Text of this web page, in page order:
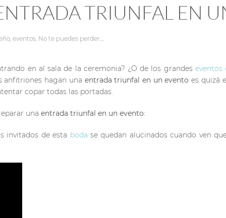
TRIUNFAL EN
, eventos, No te puedes perder....
en al sala de la ceremonia? ¿O de los grandes eventos
anfitriones hagan una entrada triunfal en un evento es quizá
copar todas las portadas.
una entrada triunfal en un evento:
invitados de esta boda se quedan alucinados cuando ven